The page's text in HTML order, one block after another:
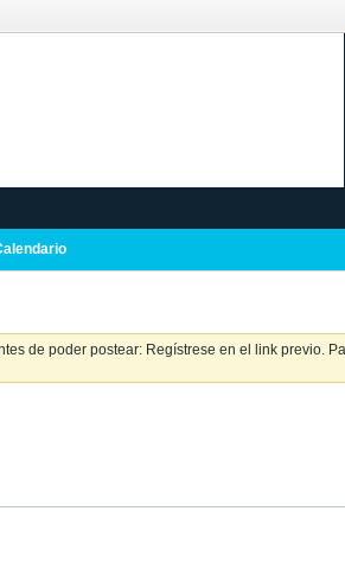
de poder postear: Regístrese en el link previo.